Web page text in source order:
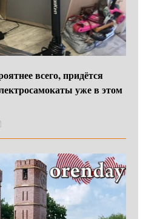
всего, придётся
уже в этом